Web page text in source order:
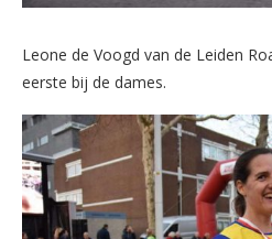
Leone de Voogd van de Leiden
eerste bij de dames.